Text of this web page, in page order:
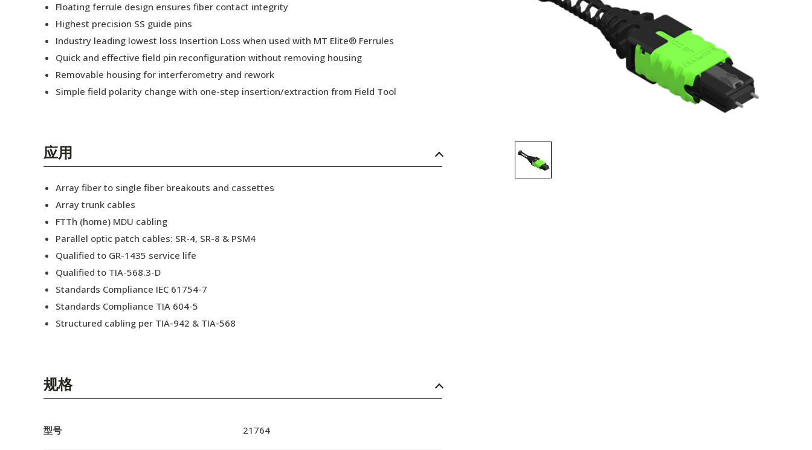
工作机会
活动信息
Floating ferrule design ensures fiber contact integrity
Highest precision SS guide pins
Industry leading lowest loss Insertion Loss when used with MT Elite® Ferrules
Quick and effective field pin reconfiguration without removing housing
Removable housing for interferometry and rework
Simple field polarity change with one-step insertion/extraction from Field Tool
应用
Array fiber to single fiber breakouts and cassettes
Array trunk cables
FTTh (home) MDU cabling
Parallel optic patch cables: SR-4, SR-8 & PSM4
Qualified to GR-1435 service life
Qualified to TIA-568.3-D
Standards Compliance IEC 61754-7
Standards Compliance TIA 604-5
Structured cabling per TIA-942 & TIA-568
规格
型号 21764